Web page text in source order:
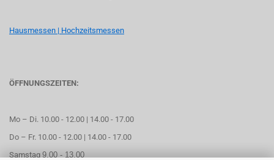
Hausmessen | Hochzeitsmessen
ÖFFNUNGSZEITEN:
Mo – Di. 10.00 - 12.00 | 14.00 - 17.00
Do – Fr. 10.00 - 12.00 | 14.00 - 17.00
Samstag 9.00 - 13.00